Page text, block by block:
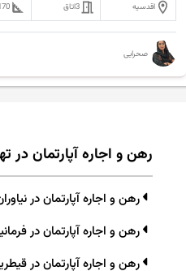
اقدسیه 3اتاق
صحرایی
رهن و اجاره آپارتمان در
رهن و اجاره آپارتمان در
رهن و اجاره آپارتمان در
رهن و اجاره آپارتمان در